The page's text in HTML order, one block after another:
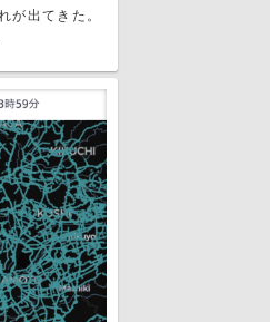
が出てきた。